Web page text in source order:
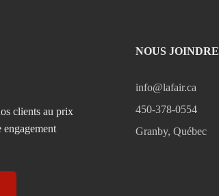
clients au prix
engagement
NOUS JOINDRE
info@lafair.ca
450-378-0554
Granby, Québec